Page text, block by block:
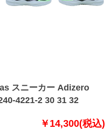
スニーカー Adizero
4221-2 30 31 32
￥14,300(税込)